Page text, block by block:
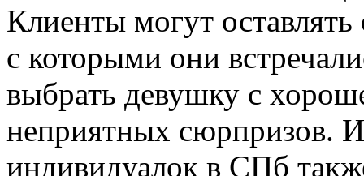
Клиенты могут
с которыми они
выбрать девушку с
неприятных сюрпризов.
индивидуалок в СПб